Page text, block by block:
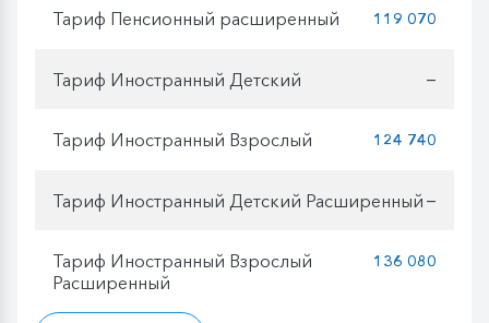
Тариф Пенсионный расширенный 119 070
Тариф Иностранный Детский —
Тариф Иностранный Взрослый 124 740
Тариф Иностранный Детский Расширенный —
Тариф Иностранный Взрослый
Расширенный
136 080